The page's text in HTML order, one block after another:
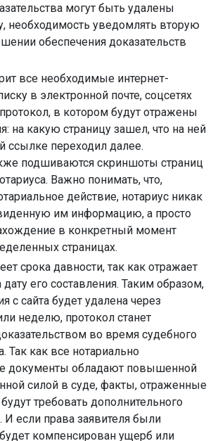
могут быть удалены
необходимость уведомлять вторую
обеспечения доказательств
все необходимые интернет-
в электронной почте, соцсетях
протокол, в котором будут отражены
на какую страницу зашел, что на ней
ссылке переходил далее.
подшиваются скриншоты страниц
Важно понимать, что,
действие, нотариус никак
им информацию, а просто
в конкретный момент
страницах.
срока давности, так как отражает
его составления. Таким образом,
с сайта будет удалена через
неделю, протокол станет
во время судебного
Так как все нотариально
документы обладают повышенной
силой в суде, факты, отраженные
требовать дополнительного
если права заявителя были
компенсирован ущерб или